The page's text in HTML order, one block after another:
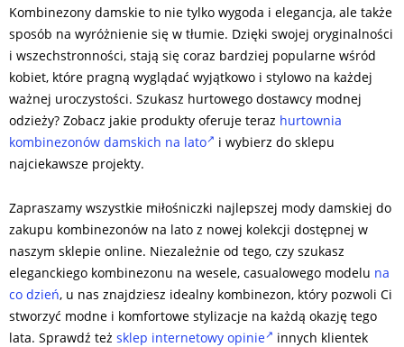
Kombinezony damskie to nie tylko wygoda i elegancja, ale także
sposób na wyróżnienie się w tłumie. Dzięki swojej oryginalności
i wszechstronności, stają się coraz bardziej popularne wśród
kobiet, które pragną wyglądać wyjątkowo i stylowo na każdej
ważnej uroczystości. Szukasz hurtowego dostawcy modnej
odzieży? Zobacz jakie produkty oferuje teraz hurtownia
kombinezonów damskich na lato
i wybierz do sklepu
najciekawsze projekty.
Zapraszamy wszystkie miłośniczki najlepszej mody damskiej do
zakupu kombinezonów na lato z nowej kolekcji dostępnej w
naszym sklepie online. Niezależnie od tego, czy szukasz
eleganckiego kombinezonu na wesele, casualowego modelu na
co dzień, u nas znajdziesz idealny kombinezon, który pozwoli Ci
stworzyć modne i komfortowe stylizacje na każdą okazję tego
lata. Sprawdź też sklep internetowy opinie
innych klientek